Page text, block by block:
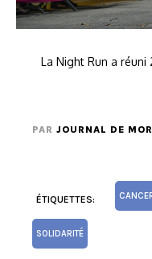
La Night Run a
PAR JOURNAL DE
ÉTIQUETTES:
SOLIDARITÉ